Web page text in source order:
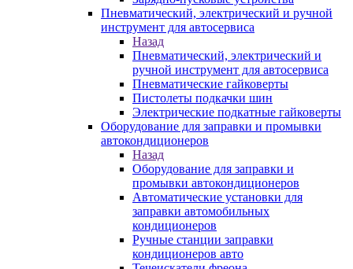
Пневматический, электрический и ручной
инструмент для автосервиса
Назад
Пневматический, электрический и
ручной инструмент для автосервиса
Пневматические гайковерты
Пистолеты подкачки шин
Электрические подкатные гайковерты
Оборудование для заправки и промывки
автокондиционеров
Назад
Оборудование для заправки и
промывки автокондиционеров
Автоматические установки для
заправки автомобильных
кондиционеров
Ручные станции заправки
кондиционеров авто